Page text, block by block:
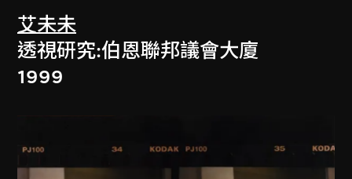
艾未未
透視研究:伯恩聯邦議會大廈
1999